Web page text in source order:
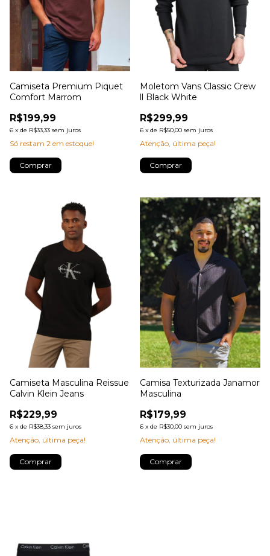
Camiseta Premium Piquet
Comfort Marrom
R$199,99
6 x de R$33,33 sem juros
Só restam 2 em estoque!
Comprar
Moletom Vans Classic Crew
ll Black White
R$299,99
6 x de R$50,00 sem juros
Atenção, última peça!
Comprar
Camiseta Masculina Reissue
Calvin Klein Jeans
R$229,99
6 x de R$38,33 sem juros
Atenção, última peça!
Comprar
Camisa Texturizada Janamor
Masculina
R$179,99
6 x de R$30,00 sem juros
Atenção, última peça!
Comprar